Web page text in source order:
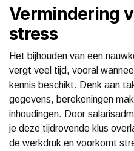
Vermindering
stress
Het bijhouden van een
vergt veel tijd, vooral
kennis beschikt. Denk aan
gegevens, berekeningen
inhoudingen. Door
je deze tijdrovende klus
de werkdruk en voorkomt